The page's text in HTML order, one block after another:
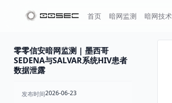
首页 暗网监测 暗网技
零零信安暗网监测 | 墨西哥
SEDENA与SALVAR系统HIV患者
数据泄露
发布时间2026-06-23